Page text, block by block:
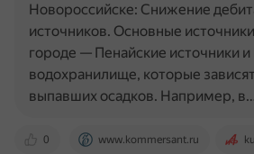
0 www.kommersant.ru
Новороссийске: Снижение
источников. Основные
городе — Пенайские источники
водохранилище, которые
выпавших осадков. Например,